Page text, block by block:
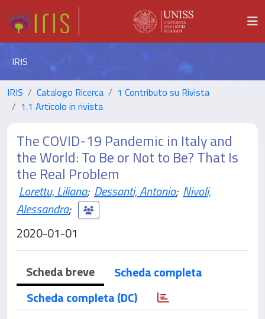
IRIS
IRIS Catalogo Ricerca
1 Contributo su Rivista
1.1 Articolo in rivista
The COVID-19 Pandemic in Italy and
the World: To Be or Not to Be? That Is
the Real Problem
Lorettu, Liliana; Dessanti, Antonio; Nivoli,
Alessandra;
2020-01-01
Scheda breve
Scheda completa
Scheda completa (DC)